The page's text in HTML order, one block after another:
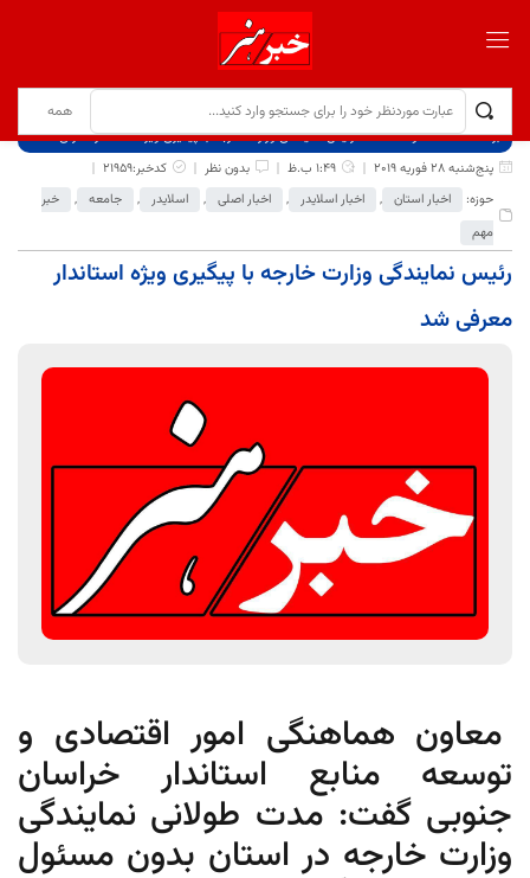
برگ نخست نوشته‌ها
رئیس نمایندگی وزارت خارجه با پیگیری ویژه استاندار معرفی شد
پنج‌شنبه 28 فوریه 2019
1:49 ب.ظ بدون نظر
کدخبر:21959
حوزه:
اخبار استان , اخبار اسلایدر , اخبار اصلی , اسلایدر , جامعه ,
خبر
مهم
رئیس نمایندگی وزارت خارجه با پیگیری ویژه استاندار
معرفی شد
معاون هماهنگی امور اقتصادی و
توسعه منابع استاندار خراسان
جنوبی گفت: مدت طولانی نمایندگی
وزارت خارجه در استان بدون مسئول